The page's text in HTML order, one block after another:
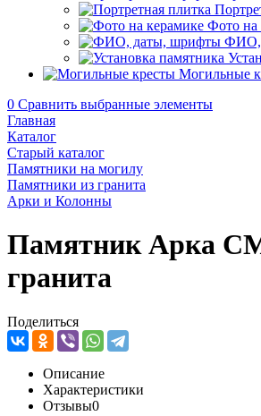
Фото на
ФИО,
Могильные
0 Сравнить выбранные элементы
Главная
Каталог
Старый каталог
Памятники на могилу
Памятники из гранита
Арки и Колонны
Памятник Арка
гранита
Поделиться
Описание
Характеристики
Отзывы0